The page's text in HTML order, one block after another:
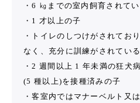
・6 ㎏までの室内飼育されて
・1 才以上の子
・トイレのしつけがされてお
なく、充分に訓練がされてい
・2 週間以上 1 年未満の狂犬
(5 種以上)を接種済みの子
・客室内ではマナーベルト又